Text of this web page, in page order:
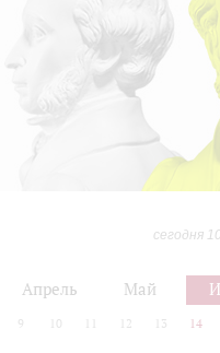
сегодня
Апрель Май
9 10 12 13 14